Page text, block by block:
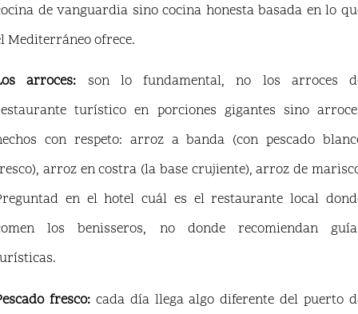
de vanguardia sino cocina honesta basada en lo
Mediterráneo ofrece.
arroces: son lo fundamental, no los arroces
turístico en porciones gigantes sino
con respeto: arroz a banda (con pescado
arroz en costra (la base crujiente), arroz de
en el hotel cuál es el restaurante local
los benisseros, no donde recomiendan
fresco:cada día llega algo diferente del puerto